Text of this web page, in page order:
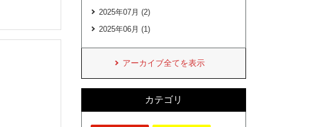
2025年07月 (2)
2025年06月 (1)
アーカイブ全てを表示
カテゴリ